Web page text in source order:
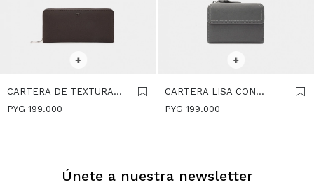
+
CARTERA DE TEXTURA
SUAVE CON CREMALLERA
PYG 199.000
+
CARTERA LISA CON
SOLAPA - GRIS
PYG 199.000
Únete a nuestra newsletter